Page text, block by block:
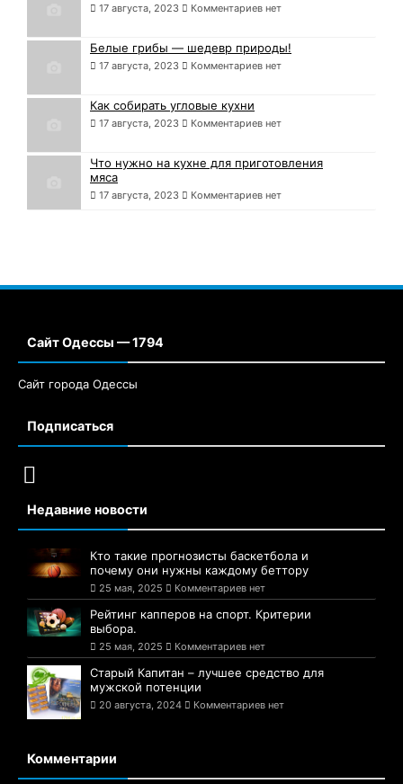
17 августа, 2023 Комментариев нет
Белые грибы — шедевр природы!
17 августа, 2023 Комментариев нет
Как собирать угловые кухни
17 августа, 2023 Комментариев нет
Что нужно на кухне для приготовления
мяса
17 августа, 2023 Комментариев нет
Сайт Одессы — 1794
Сайт города Одессы
Подписаться
Недавние новости
Кто такие прогнозисты баскетбола и
почему они нужны каждому беттору
25 мая, 2025 Комментариев нет
Рейтинг капперов на спорт. Критерии
выбора.
25 мая, 2025 Комментариев нет
Старый Капитан – лучшее средство для
мужской потенции
20 августа, 2024 Комментариев нет
Комментарии